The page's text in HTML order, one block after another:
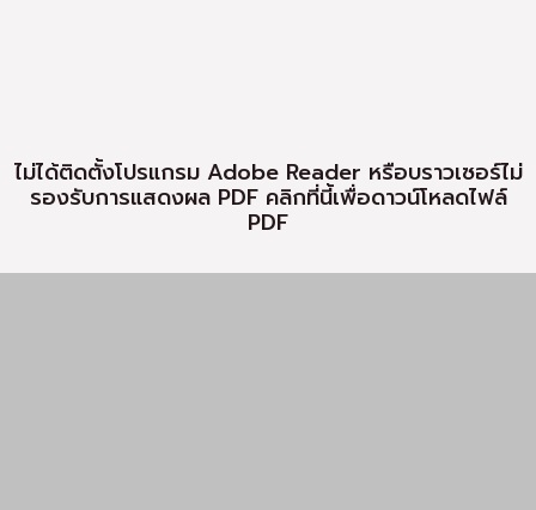
Copyright ©2026 Office of the Postgraduate
Studies :
All Rights Reserved